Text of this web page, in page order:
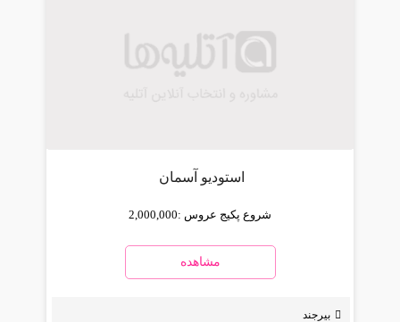
استودیو آسمان
شروع پکیج عروس :2,000,000
مشاهده
بیرجند